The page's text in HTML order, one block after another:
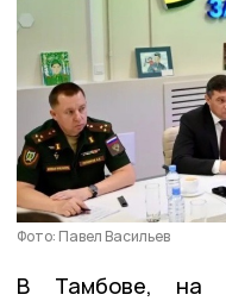
Фото: Павел Васильев
В Тамбове, на